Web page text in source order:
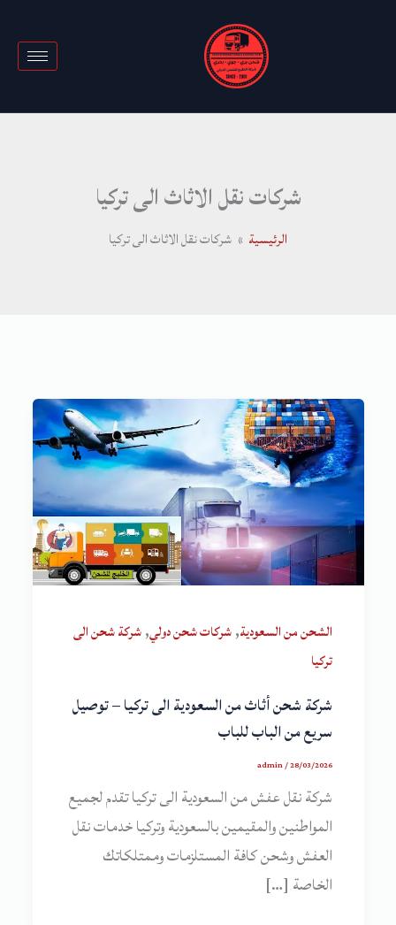
شركات نقل الاثاث الى تركيا
الرئيسية شركات نقل الاثاث الى تركيا
الشحن من السعودية,شركات شحن دولي,شركة شحن الى
تركيا
شركة شحن أثاث من السعودية الى تركيا – توصيل
سريع من الباب للباب
admin/28/03/2026
شركة نقل عفش من السعودية الى تركيا تقدم لجميع
المواطنين والمقيمين بالسعودية وتركيا خدمات نقل
العفش وشحن كافة المستلزمات وممتلكاتك
الخاصة […]